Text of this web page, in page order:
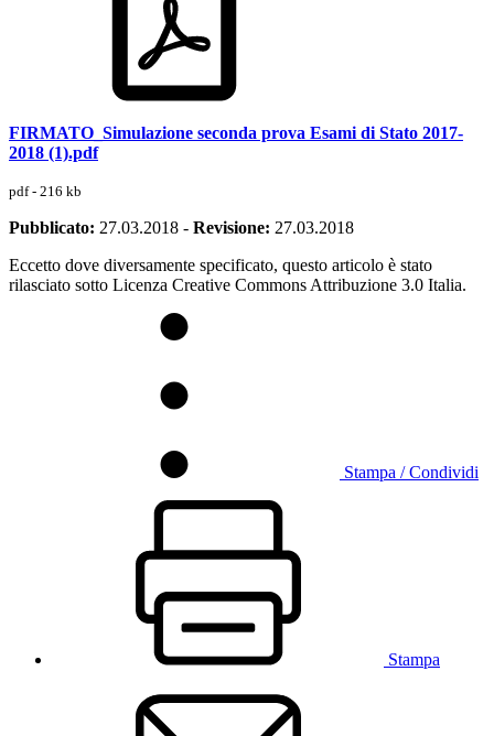
FIRMATO_Simulazione seconda prova Esami di Stato 2017-
2018 (1).pdf
pdf - 216 kb
Pubblicato: 27.03.2018 - Revisione: 27.03.2018
Eccetto dove diversamente specificato, questo articolo è stato
rilasciato sotto Licenza Creative Commons Attribuzione 3.0 Italia.
Stampa / Condividi
Stampa